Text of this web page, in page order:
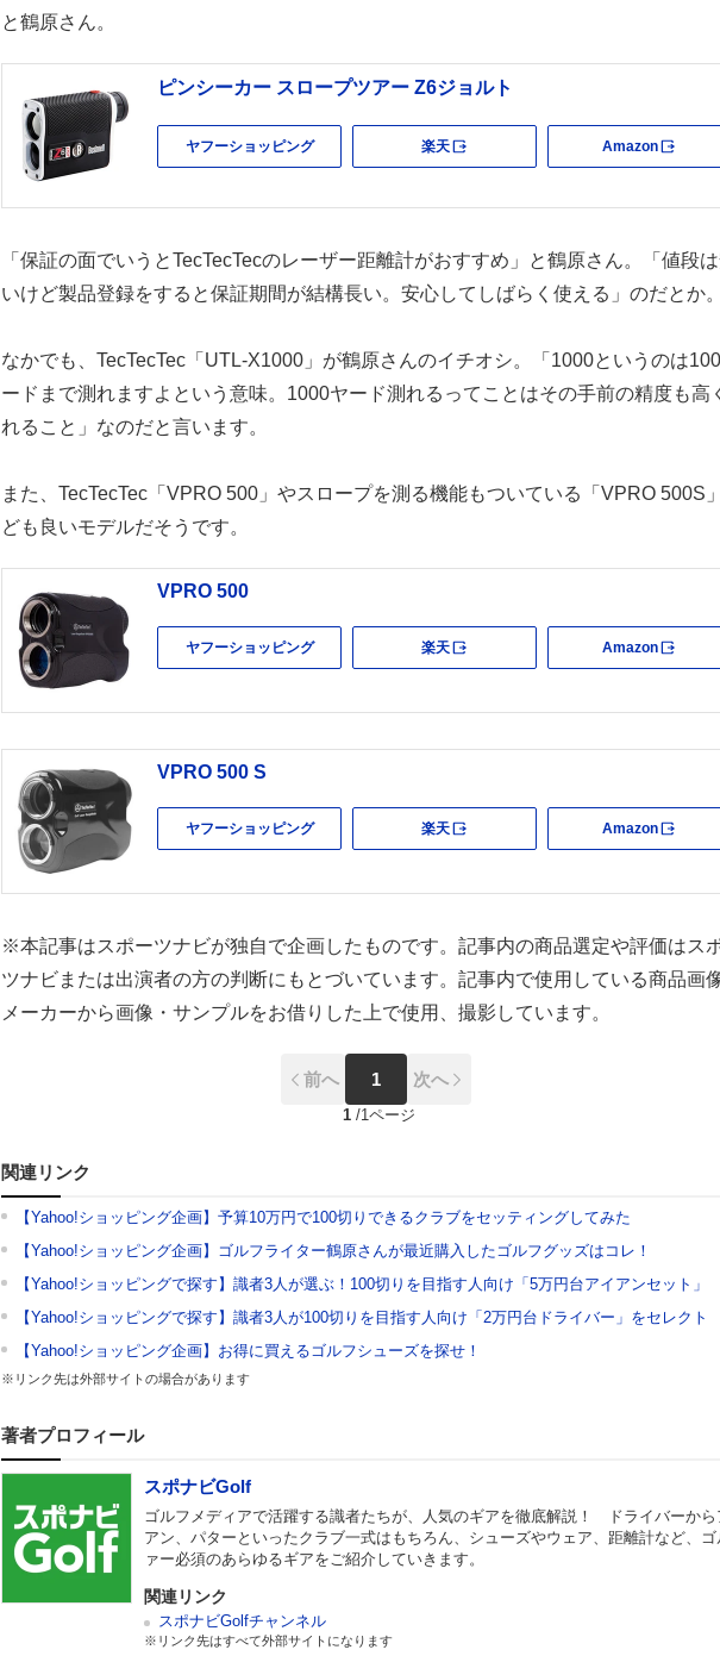
と鶴原さん。
ピンシーカー スロープツアー Z6ジョルト
ヤフーショッピング 楽天 Amazon
「保証の面でいうとTecTecTecのレーザー距離計がおすすめ」と鶴原さん。「値段
いけど製品登録をすると保証期間が結構長い。安心してしばらく使える」のだとか。
なかでも、TecTecTec「UTL-X1000」が鶴原さんのイチオシ。「1000というのは
ードまで測れますよという意味。1000ヤード測れるってことはその手前の精度も高
れること」なのだと言います。
また、TecTecTec「VPRO 500」やスロープを測る機能もついている「VPRO 500S
ども良いモデルだそうです。
VPRO 500
ヤフーショッピング 楽天 Amazon
VPRO 500 S
ヤフーショッピング 楽天 Amazon
※本記事はスポーツナビが独自で企画したものです。記事内の商品選定や評価はス
ツナビまたは出演者の方の判断にもとづいています。記事内で使用している商品画
メーカーから画像・サンプルをお借りした上で使用、撮影しています。
前へ 1 次へ
1 /1ページ
関連リンク
【Yahoo!ショッピング企画】予算10万円で100切りできるクラブをセッティングしてみた
【Yahoo!ショッピング企画】ゴルフライター鶴原さんが最近購入したゴルフグッズはコレ！
【Yahoo!ショッピングで探す】識者3人が選ぶ！100切りを目指す人向け「5万円台アイアンセット」
【Yahoo!ショッピングで探す】識者3人が100切りを目指す人向け「2万円台ドライバー」をセレクト
【Yahoo!ショッピング企画】お得に買えるゴルフシューズを探せ！
※リンク先は外部サイトの場合があります
著者プロフィール
スポナビGolf
ゴルフメディアで活躍する識者たちが、人気のギアを徹底解説！ ドライバーから
アン、パターといったクラブ一式はもちろん、シューズやウェア、距離計など、ゴ
ァー必須のあらゆるギアをご紹介していきます。
関連リンク
スポナビGolfチャンネル
※リンク先はすべて外部サイトになります